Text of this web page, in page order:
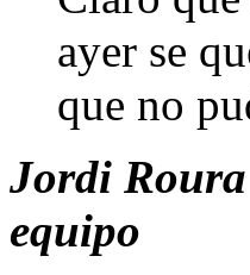
ayer se
que no
Jordi
equipo